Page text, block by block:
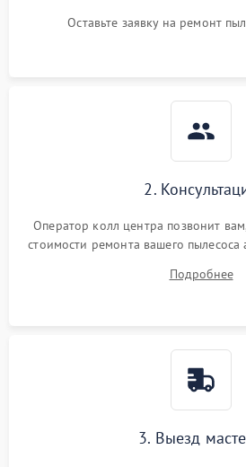
Оставьте заявку на ремонт
2.
Оператор колл центра позвонит
стоимости ремонта вашего пылесоса
Подробнее
3. Выезд